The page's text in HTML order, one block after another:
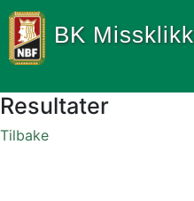
BK Missklikk
Resultater
Tilbake